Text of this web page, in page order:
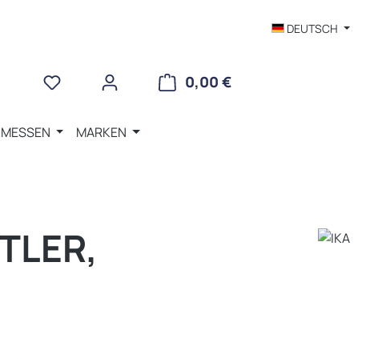
DEUTSCH
0,00 €WARENKORB
MARKEN